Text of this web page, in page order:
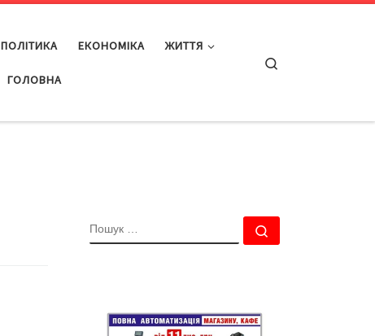
ПОЛІТИКА ЕКОНОМІКА ЖИТТЯ
ГОЛОВНА
ПОШУК